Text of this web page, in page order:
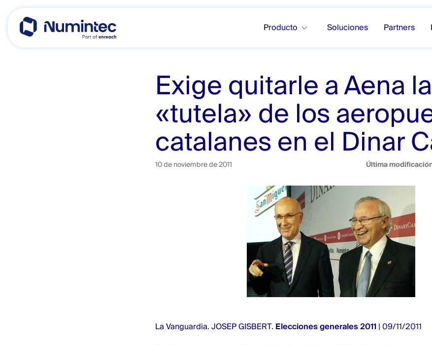
Skip
content
Producto Soluciones Partners
Exige quitarle a Aena la
«tutela» de los
catalanes en el Dinar
10 de noviembre de 2011 Última
La Vanguardia. JOSEP GISBERT. Elecciones generales 2011| 09/11/2011